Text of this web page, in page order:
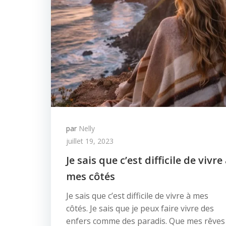
par Nelly
juillet 19, 2023
Je sais que c’est difficile de vivre
mes côtés
Je sais que c’est difficile de vivre à mes
côtés. Je sais que je peux faire vivre des
enfers comme des paradis. Que mes rêves